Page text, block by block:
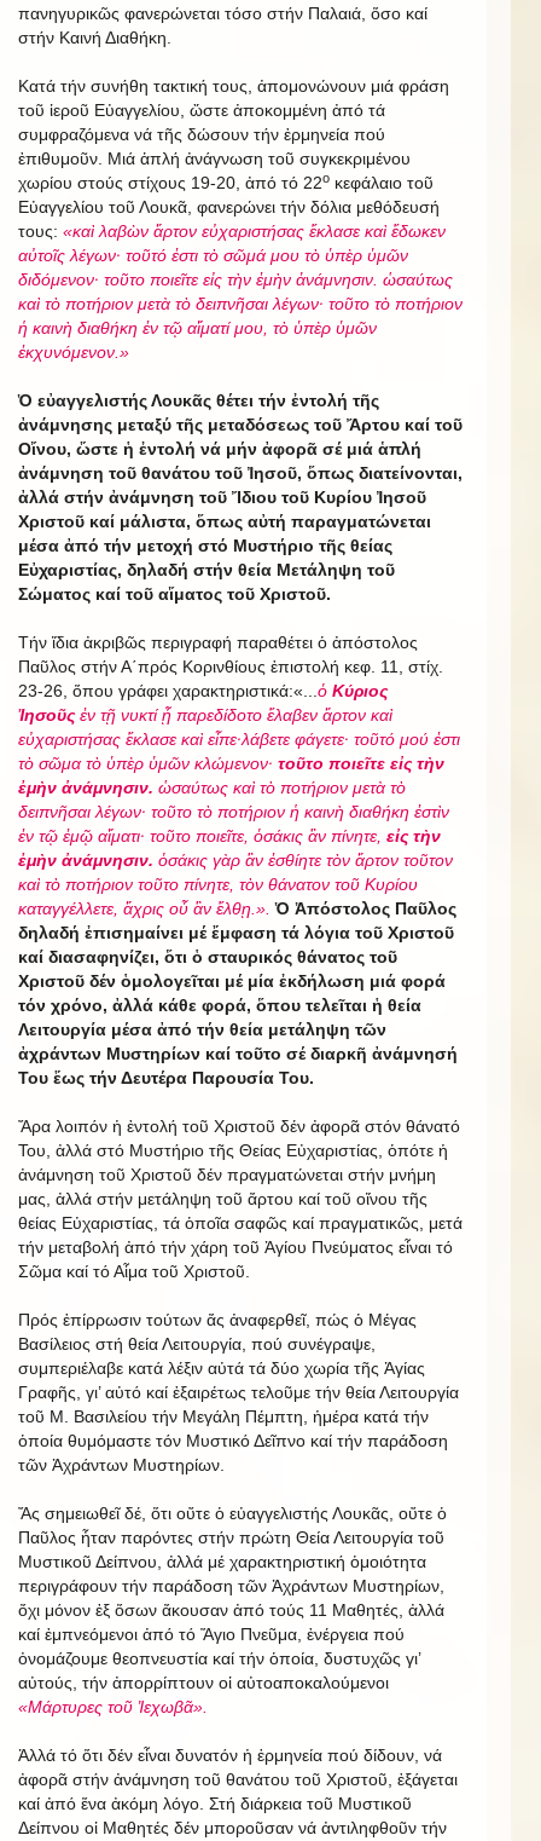
πανηγυρικῶς φανερώνεται τόσο στήν Παλαιά, ὅσο καί
στήν Καινή Διαθήκη.
Κατά τήν συνήθη τακτική τους, ἀπομονώνουν μιά φράση
τοῦ ἱεροῦ Εὐαγγελίου, ὥστε ἀποκομμένη ἀπό τά
συμφραζόμενα νά τῆς δώσουν τήν ἑρμηνεία πού
ἐπιθυμοῦν. Μιά ἁπλή ἀνάγνωση τοῦ συγκεκριμένου
χωρίου στούς στίχους 19-20, ἀπό τό 22ο κεφάλαιο τοῦ
Εὐαγγελίου τοῦ Λουκᾶ, φανερώνει τήν δόλια μεθόδευσή
τους: «καὶ λαβὼν ἄρτον εὐχαριστήσας ἔκλασε καὶ ἔδωκεν
αὐτοῖς λέγων· τοῦτό ἐστι τὸ σῶμά μου τὸ ὑπὲρ ὑμῶν
διδόμενον· τοῦτο ποιεῖτε εἰς τὴν ἐμὴν ἀνάμνησιν. ὡσαύτως
καὶ τὸ ποτήριον μετὰ τὸ δειπνῆσαι λέγων· τοῦτο τὸ ποτήριον
ἡ καινὴ διαθήκη ἐν τῷ αἵματί μου, τὸ ὑπὲρ ὑμῶν
ἐκχυνόμενον.»
Ὁ εὐαγγελιστής Λουκᾶς θέτει τήν ἐντολή τῆς
ἀνάμνησης μεταξύ τῆς μεταδόσεως τοῦ Ἄρτου καί τοῦ
Οἴνου, ὥστε ἡ ἐντολή νά μήν ἀφορᾶ σέ μιά ἁπλή
ἀνάμνηση τοῦ θανάτου τοῦ Ἰησοῦ, ὅπως διατείνονται,
ἀλλά στήν ἀνάμνηση τοῦ Ἴδιου τοῦ Κυρίου Ἰησοῦ
Χριστοῦ καί μάλιστα, ὅπως αὐτή παραγματώνεται
μέσα ἀπό τήν μετοχή στό Μυστήριο τῆς θείας
Εὐχαριστίας, δηλαδή στήν θεία Μετάληψη τοῦ
Σώματος καί τοῦ αἵματος τοῦ Χριστοῦ.
Τήν ἴδια ἀκριβῶς περιγραφή παραθέτει ὁ ἀπόστολος
Παῦλος στήν Α΄πρός Κορινθίους ἐπιστολή κεφ. 11, στίχ.
23-26, ὅπου γράφει χαρακτηριστικά:«... ὁ Κύριος
Ἰησοῦςἐν τῇ νυκτί ᾗ παρεδίδοτο ἔλαβεν ἄρτον καὶ
εὐχαριστήσας ἔκλασε καὶ εἶπε·λάβετε φάγετε· τοῦτό μού ἐστι
τὸ σῶμα τὸ ὑπὲρ ὑμῶν κλώμενον· τοῦτο ποιεῖτε εἰς τὴν
ἐμὴν ἀνάμνησιν. ὡσαύτως καὶ τὸ ποτήριον μετὰ τὸ
δειπνῆσαι λέγων· τοῦτο τὸ ποτήριον ἡ καινὴ διαθήκη ἐστὶν
ἐν τῷ ἐμῷ αἵματι· τοῦτο ποιεῖτε, ὁσάκις ἂν πίνητε, εἰς τὴν
ἐμὴν ἀνάμνησιν. ὁσάκις γὰρ ἂν ἐσθίητε τὸν ἄρτον τοῦτον
καὶ τὸ ποτήριον τοῦτο πίνητε, τὸν θάνατον τοῦ Κυρίου
καταγγέλλετε, ἄχρις οὗ ἂν ἔλθῃ.».Ὁ Ἀπόστολος Παῦλος
δηλαδή ἐπισημαίνει μέ ἔμφαση τά λόγια τοῦ Χριστοῦ
καί διασαφηνίζει, ὅτι ὁ σταυρικός θάνατος τοῦ
Χριστοῦ δέν ὁμολογεῖται μέ μία ἐκδήλωση μιά φορά
τόν χρόνο, ἀλλά κάθε φορά, ὅπου τελεῖται ἡ θεία
Λειτουργία μέσα ἀπό τήν θεία μετάληψη τῶν
ἀχράντων Μυστηρίων καί τοῦτο σέ διαρκῆ ἀνάμνησή
Του ἕως τήν Δευτέρα Παρουσία Του.
Ἄρα λοιπόν ἡ ἐντολή τοῦ Χριστοῦ δέν ἀφορᾶ στόν θάνατό
Του, ἀλλά στό Μυστήριο τῆς Θείας Εὐχαριστίας, ὁπότε ἡ
ἀνάμνηση τοῦ Χριστοῦ δέν πραγματώνεται στήν μνήμη
μας, ἀλλά στήν μετάληψη τοῦ ἄρτου καί τοῦ οἴνου τῆς
θείας Εὐχαριστίας, τά ὁποῖα σαφῶς καί πραγματικῶς, μετά
τήν μεταβολή ἀπό τήν χάρη τοῦ Ἁγίου Πνεύματος εἶναι τό
Σῶμα καί τό Αἷμα τοῦ Χριστοῦ.
Πρός ἐπίρρωσιν τούτων ἄς ἀναφερθεῖ, πώς ὁ Μέγας
Βασίλειος στή θεία Λειτουργία, πού συνέγραψε,
συμπεριέλαβε κατά λέξιν αὐτά τά δύο χωρία τῆς Ἁγίας
Γραφῆς, γι’ αὐτό καί ἐξαιρέτως τελοῦμε τήν θεία Λειτουργία
τοῦ Μ. Βασιλείου τήν Μεγάλη Πέμπτη, ἡμέρα κατά τήν
ὁποία θυμόμαστε τόν Μυστικό Δεῖπνο καί τήν παράδοση
τῶν Ἀχράντων Μυστηρίων.
Ἄς σημειωθεῖ δέ, ὅτι οὔτε ὁ εὐαγγελιστής Λουκᾶς, οὔτε ὁ
Παῦλος ἦταν παρόντες στήν πρώτη Θεία Λειτουργία τοῦ
Μυστικοῦ Δείπνου, ἀλλά μέ χαρακτηριστική ὁμοιότητα
περιγράφουν τήν παράδοση τῶν Ἀχράντων Μυστηρίων,
ὄχι μόνον ἐξ ὅσων ἄκουσαν ἀπό τούς 11 Μαθητές, ἀλλά
καί ἐμπνεόμενοι ἀπό τό Ἅγιο Πνεῦμα, ἐνέργεια πού
ὀνομάζουμε θεοπνευστία καί τήν ὁποία, δυστυχῶς γι’
αὐτούς, τήν ἀπορρίπτουν οἱ αὐτοαποκαλούμενοι
«Μάρτυρες τοῦ Ἰεχωβᾶ».
Ἀλλά τό ὅτι δέν εἶναι δυνατόν ἡ ἑρμηνεία πού δίδουν, νά
ἀφορᾶ στήν ἀνάμνηση τοῦ θανάτου τοῦ Χριστοῦ, ἐξάγεται
καί ἀπό ἕνα ἀκόμη λόγο. Στή διάρκεια τοῦ Μυστικοῦ
Δείπνου οἱ Μαθητές δέν μποροῦσαν νά ἀντιληφθοῦν τήν